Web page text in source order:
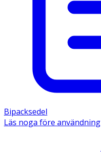
Bipacksedel
Läs noga före användning